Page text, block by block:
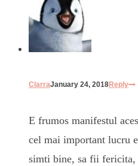
ClarraJanuary 24, 2018Reply
E frumos manifestul
cel mai important lucru
simti bine, sa fii fericita,